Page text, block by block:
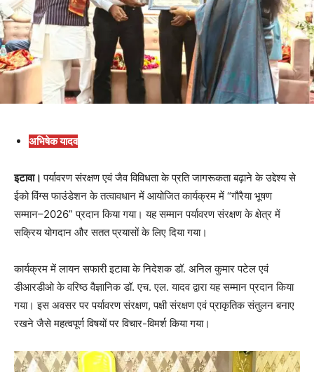
अभिषेक यादव
इटावा।पर्यावरण संरक्षण एवं जैव विविधता के प्रति जागरूकता बढ़ाने के उद्देश्य से
ईको विंग्स फाउंडेशन के तत्वावधान में आयोजित कार्यक्रम में “गौरैया भूषण
सम्मान–2026” प्रदान किया गया। यह सम्मान पर्यावरण संरक्षण के क्षेत्र में
सक्रिय योगदान और सतत प्रयासों के लिए दिया गया।
कार्यक्रम में लायन सफारी इटावा के निदेशक डॉ. अनिल कुमार पटेल एवं
डीआरडीओ के वरिष्ठ वैज्ञानिक डॉ. एच. एल. यादव द्वारा यह सम्मान प्रदान किया
गया। इस अवसर पर पर्यावरण संरक्षण, पक्षी संरक्षण एवं प्राकृतिक संतुलन बनाए
रखने जैसे महत्वपूर्ण विषयों पर विचार-विमर्श किया गया।